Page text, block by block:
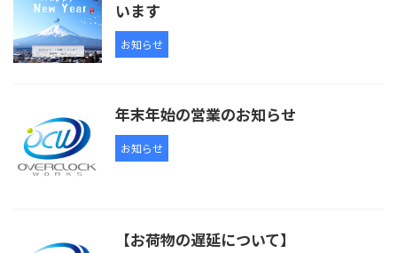
います
お知らせ
年末年始の営業のお知らせ
お知らせ
【お荷物の遅延について】